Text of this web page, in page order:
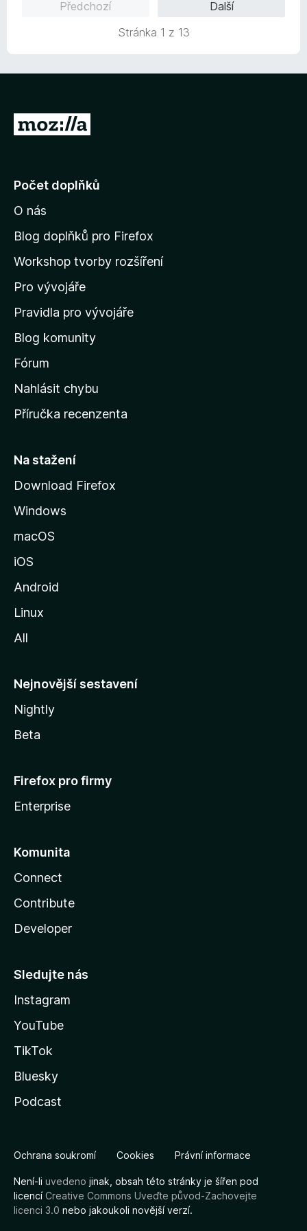
Předchozí
Další
Stránka 1 z 13
P
j
t
n
d
o
m
v
s
k
u
t
á
n
M
o
l
y
Počet doplňků
O nás
Blog doplňků pro Firefox
Workshop tvorby rozšíření
Pro vývojáře
Pravidla pro vývojáře
Blog komunity
Fórum
Nahlásit chybu
Příručka recenzenta
Na stažení
Download Firefox
Windows
macOS
iOS
Android
Linux
All
Nejnovější sestavení
Nightly
Beta
Firefox pro firmy
Enterprise
Komunita
Connect
Contribute
Developer
Sledujte nás
Instagram
YouTube
TikTok
Bluesky
Podcast
Ochrana soukromí Cookies Právní informace
Není-li uvedeno jinak, obsah této stránky je šířen pod
licencíCreative Commons Uveďte původ-Zachovejte
licenci 3.0 nebo jakoukoli novější verzí.